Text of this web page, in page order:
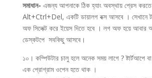
সমাধান- এজন্য আপনাকে ঠিক হ্যাং অবস্থায় প্রেস
Alt+Ctrl+Del, একটি ডায়ালগ বক্স আসবে । সেখানে
অফ সিলেক্ট করে ইয়েস দিতে হবে । লগ অফ হয়ে আবার
ডেস্কটপে সবকিছু আসবে।
১০। কম্পিউটার চালু হলে অনেক সময় লাগে ? ষ্টার্টআপে
এক প্রোগ্রাম ওপেন হতে থাক ।